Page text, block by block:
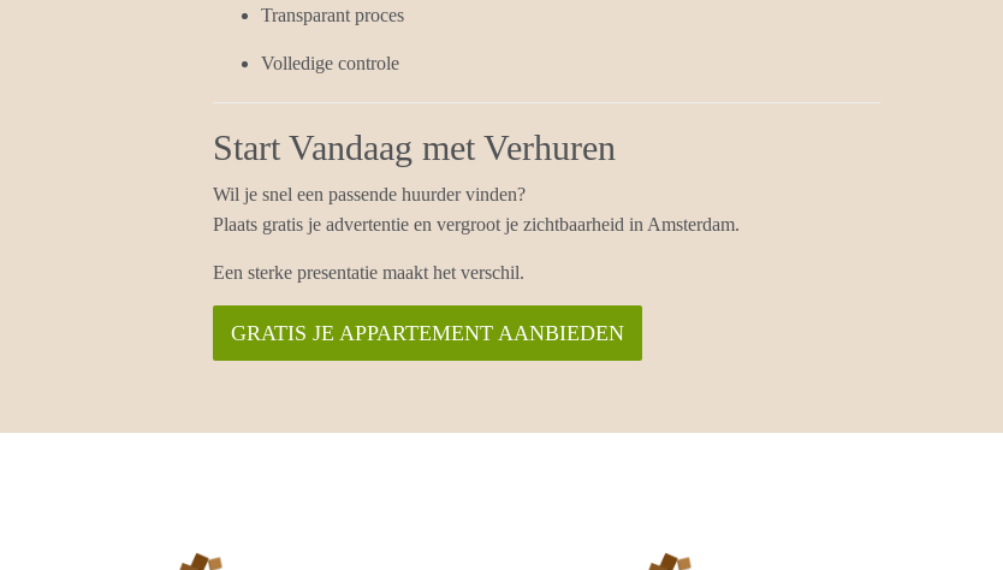
Transparant proces
Volledige controle
Start Vandaag met Verhuren
Wil je snel een passende huurder vinden?
Plaats gratis je advertentie en vergroot je zichtbaarheid in Amsterdam.
Een sterke presentatie maakt het verschil.
GRATIS JE APPARTEMENT AANBIEDEN